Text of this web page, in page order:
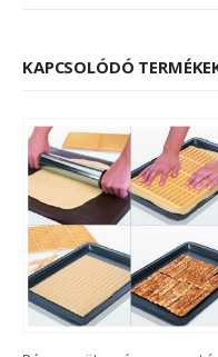
KAPCSOLÓDÓ